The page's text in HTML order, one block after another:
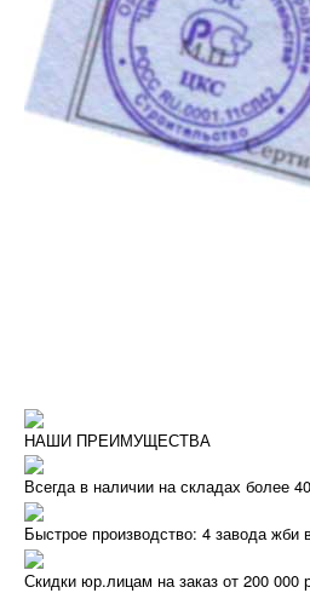
НАШИ ПРЕИМУЩЕСТВА
Всегда в наличии на складах более
Быстрое производство: 4 завода
Скидки юр.лицам на заказ от 200 000